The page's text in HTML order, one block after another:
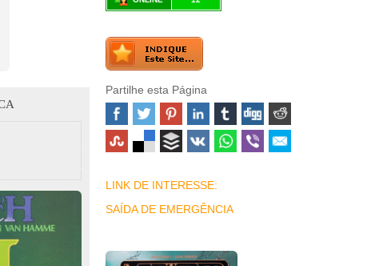
Partilhe esta Página
LINK DE INTERESSE:
SAÍDA DE EMERGÊNCIA